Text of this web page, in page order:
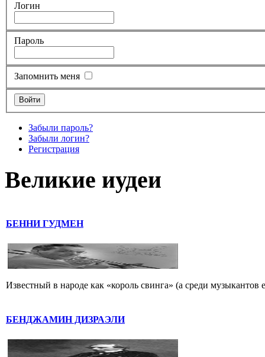
Логин
Пароль
Запомнить меня
Забыли пароль?
Забыли логин?
Регистрация
Великие иудеи
БЕННИ ГУДМЕН
Известный в народе как «король свинга» (а среди
БЕНДЖАМИН ДИЗРАЭЛИ